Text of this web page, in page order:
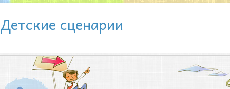
Детские сценарии